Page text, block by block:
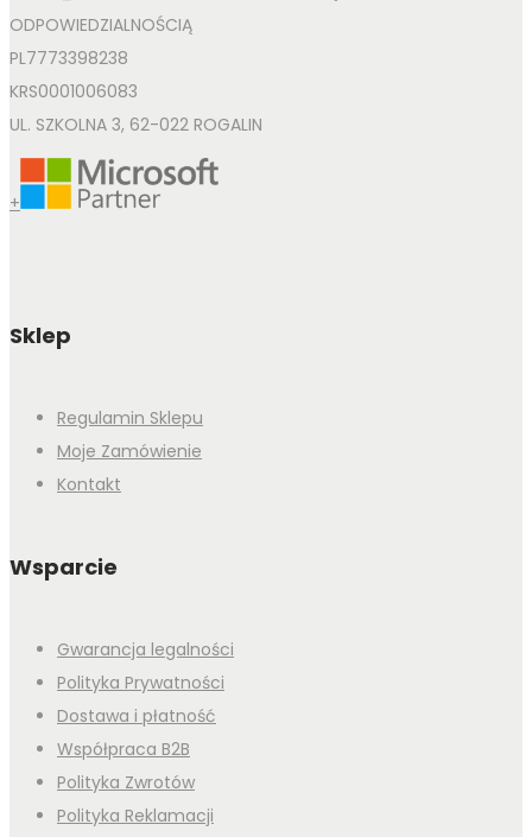
ODPOWIEDZIALNOŚCIĄ
PL7773398238
KRS0001006083
UL. SZKOLNA 3, 62-022 ROGALIN
+
Sklep
Regulamin Sklepu
Moje Zamówienie
Kontakt
Wsparcie
Gwarancja legalności
Polityka Prywatności
Dostawa i płatność
Współpraca B2B
Polityka Zwrotów
Polityka Reklamacji